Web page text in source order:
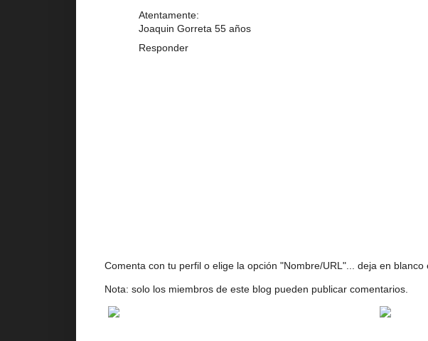
Atentamente:
Joaquin Gorreta 55 años
Responder
Comenta con tu perfil o elige la opción "Nombre/URL"... deja en
Nota: solo los miembros de este blog pueden publicar comentarios.